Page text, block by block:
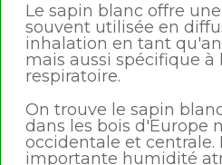
Le sapin blanc offre
souvent utilisée en
inhalation en tant
mais aussi spécifique à
respiratoire.
On trouve le sapin
dans les bois d'Europe
occidentale et centrale.
importante humidité